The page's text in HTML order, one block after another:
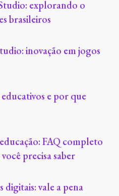
explorando o
brasileiros
inovação em jogos
e por que
FAQ completo
precisa saber
digitais: vale a pena